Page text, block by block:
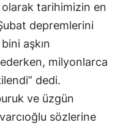
tarihimizin en
depremlerini
aşkın
milyonlarca
dedi.
ve üzgün
sözlerine